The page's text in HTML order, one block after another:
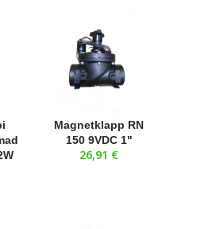
Magnetklapp RN
150 9VDC 1"
26,91 €